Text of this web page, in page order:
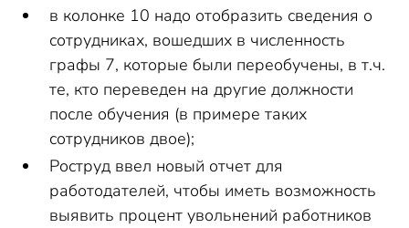
в колонке 10 надо отобразить сведения о
сотрудниках, вошедших в численность
графы 7, которые были переобучены, в т.ч.
те, кто переведен на другие должности
после обучения (в примере таких
сотрудников двое);
Роструд ввел новый отчет для
работодателей, чтобы иметь возможность
выявить процент увольнений работников